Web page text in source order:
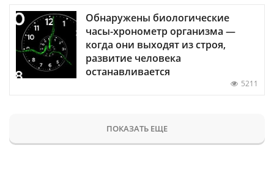
Обнаружены биологические
часы-хронометр организма —
когда они выходят из строя,
развитие человека
останавливается
5211
ПОКАЗАТЬ ЕЩЕ